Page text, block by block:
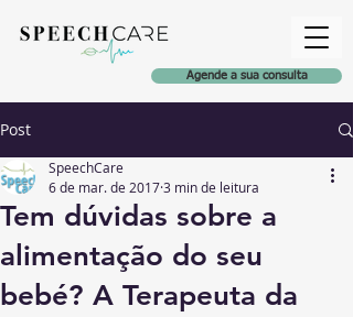
Agende a sua consulta
Post
Tem dúvidas sobre a
alimentação do seu
bebé? A Terapeuta da
SpeechCare
6 de mar. de 20173 min de leitura